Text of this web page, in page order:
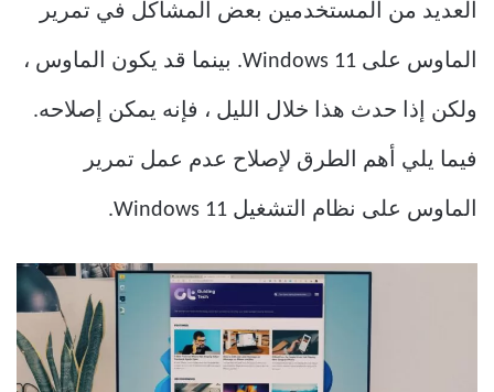
العديد من المستخدمين بعض المشاكل في تمرير
الماوس على Windows 11. بينما قد يكون الماوس ،
ولكن إذا حدث هذا خلال الليل ، فإنه يمكن إصلاحه.
فيما يلي أهم الطرق لإصلاح عدم عمل تمرير
الماوس على نظام التشغيل Windows 11.